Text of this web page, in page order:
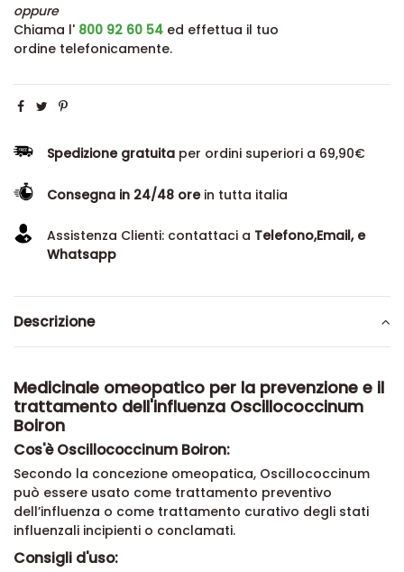
oppure
Chiama l' 800 92 60 54 ed effettua il tuo
ordine telefonicamente.
Spedizione gratuita per ordini superiori a 69,90€
Consegna in 24/48 orein tutta italia
Assistenza Clienti: contattaci a Telefono,Email, e
Whatsapp
Descrizione
Medicinale omeopatico per la prevenzione e il
trattamento dell'influenza Oscillococcinum
Boiron
Cos'è Oscillococcinum Boiron:
Secondo la concezione omeopatica, Oscillococcinum
può essere usato come trattamento preventivo
dell’influenza o come trattamento curativo degli stati
influenzali incipienti o conclamati.
Consigli d'uso: